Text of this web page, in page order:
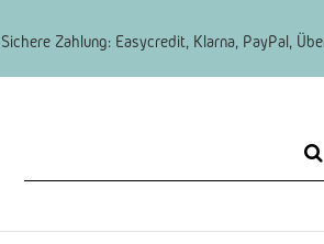
Sichere Zahlung: Easycredit, Klarna, PayPal,